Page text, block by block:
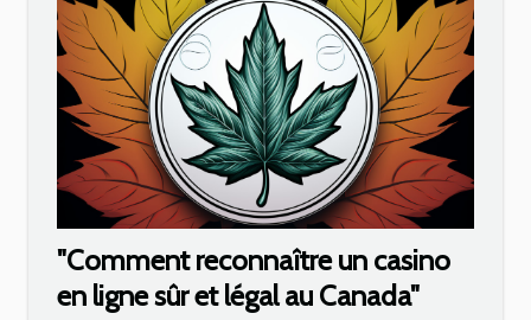
"Comment reconnaître un casino
en ligne sûr et légal au Canada"